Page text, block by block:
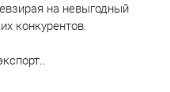
на невыгодный
конкурентов.